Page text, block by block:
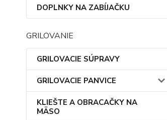
DOPLNKY NA ZABÍJAČKU
GRILOVANIE
GRILOVACIE SÚPRAVY
GRILOVACIE PANVICE
KLIEŠTE A OBRACAČKY NA
MÄSO